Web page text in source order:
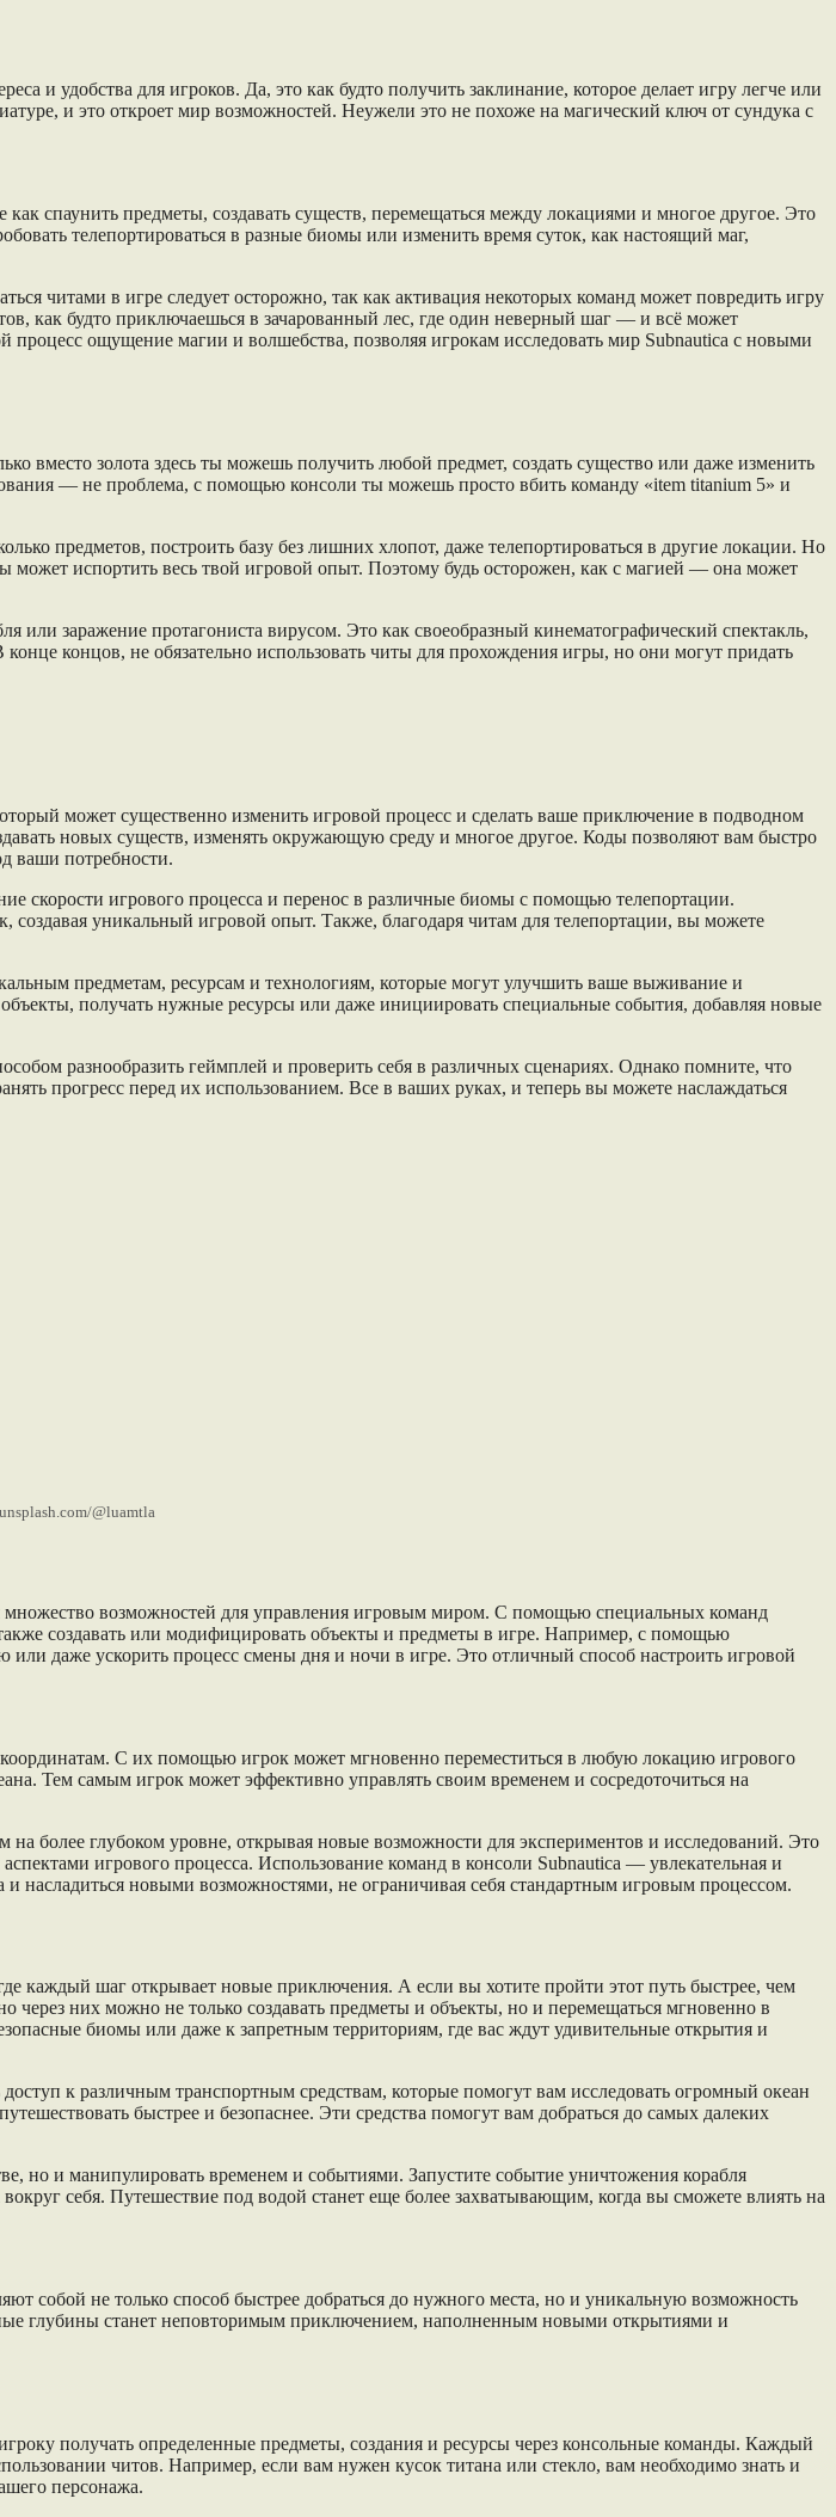
и удобства для игроков. Да, это как будто получить заклинание, которое делает игру легче или
и это откроет мир возможностей. Неужели это не похоже на магический ключ от сундука с
спаунить предметы, создавать существ, перемещаться между локациями и многое другое. Это
телепортироваться в разные биомы или изменить время суток, как настоящий маг,
читами в игре следует осторожно, так как активация некоторых команд может повредить игру
как будто приключаешься в зачарованный лес, где один неверный шаг — и всё может
ощущение магии и волшебства, позволяя игрокам исследовать мир Subnautica с новыми
вместо золота здесь ты можешь получить любой предмет, создать существо или даже изменить
— не проблема, с помощью консоли ты можешь просто вбить команду «item titanium 5» и
предметов, построить базу без лишних хлопот, даже телепортироваться в другие локации. Но
может испортить весь твой игровой опыт. Поэтому будь осторожен, как с магией — она может
заражение протагониста вирусом. Это как своеобразный кинематографический спектакль,
концов, не обязательно использовать читы для прохождения игры, но они могут придать
может существенно изменить игровой процесс и сделать ваше приключение в подводном
новых существ, изменять окружающую среду и многое другое. Коды позволяют вам быстро
ваши потребности.
скорости игрового процесса и перенос в различные биомы с помощью телепортации.
создавая уникальный игровой опыт. Также, благодаря читам для телепортации, вы можете
предметам, ресурсам и технологиям, которые могут улучшить ваше выживание и
получать нужные ресурсы или даже инициировать специальные события, добавляя новые
разнообразить геймплей и проверить себя в различных сценариях. Однако помните, что
прогресс перед их использованием. Все в ваших руках, и теперь вы можете наслаждаться
@luamtla
множество возможностей для управления игровым миром. С помощью специальных команд
создавать или модифицировать объекты и предметы в игре. Например, с помощью
даже ускорить процесс смены дня и ночи в игре. Это отличный способ настроить игровой
С их помощью игрок может мгновенно переместиться в любую локацию игрового
Тем самым игрок может эффективно управлять своим временем и сосредоточиться на
более глубоком уровне, открывая новые возможности для экспериментов и исследований. Это
игрового процесса. Использование команд в консоли Subnautica — увлекательная и
насладиться новыми возможностями, не ограничивая себя стандартным игровым процессом.
каждый шаг открывает новые приключения. А если вы хотите пройти этот путь быстрее, чем
них можно не только создавать предметы и объекты, но и перемещаться мгновенно в
биомы или даже к запретным территориям, где вас ждут удивительные открытия и
к различным транспортным средствам, которые помогут вам исследовать огромный океан
быстрее и безопаснее. Эти средства помогут вам добраться до самых далеких
но и манипулировать временем и событиями. Запустите событие уничтожения корабля
себя. Путешествие под водой станет еще более захватывающим, когда вы сможете влиять на
собой не только способ быстрее добраться до нужного места, но и уникальную возможность
глубины станет неповторимым приключением, наполненным новыми открытиями и
получать определенные предметы, создания и ресурсы через консольные команды. Каждый
читов. Например, если вам нужен кусок титана или стекло, вам необходимо знать и
персонажа.